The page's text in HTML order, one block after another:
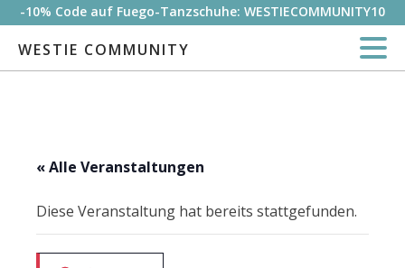
-10% Code auf Fuego-Tanzschuhe: WESTIECOMMUNITY10
WESTIE COMMUNITY
« Alle Veranstaltungen
Diese Veranstaltung hat bereits stattgefunden.